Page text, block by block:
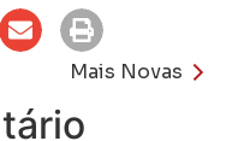
Mais Novas